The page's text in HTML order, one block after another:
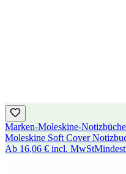
Marken-Moleskine-
Moleskine Soft Cover
Ab 16,06 € incl. MwSt